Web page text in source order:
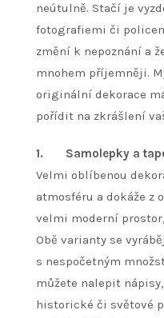
neútulně. Stačí je
fotografiemi či
změní k nepoznání a
mnohem příjemněji.
originální dekorace
pořídit na zkrášlení
1. Samolepky a
Velmi oblíbenou
atmosféru a dokáže z
velmi moderní
Obě varianty se
s nespočetným
můžete nalepit
historické či světové